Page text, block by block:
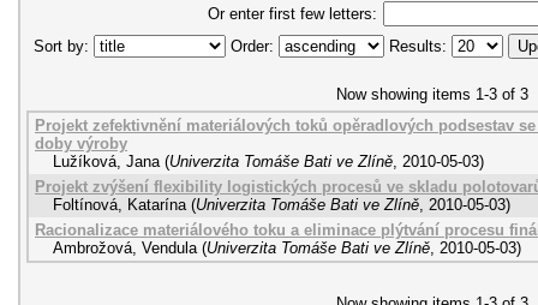
Or enter first few letters:
Sort by:
Order: Results:
Now showing items 1-3 of 3
Projekt zefektivnění materiálových toků opěradlových podsestav
doby výroby
Lužíková, Jana (Univerzita Tomáše Bati ve Zlíně, 2010-05-03)
Projekt zvýšení flexibility logistických procesů ve skladu
Foltínová, Katarína (Univerzita Tomáše Bati ve Zlíně, 2010-05-03)
Racionalizace materiálového toku a eliminace plýtvání procesu
Ambrožová, Vendula (Univerzita Tomáše Bati ve Zlíně, 2010-05-03)